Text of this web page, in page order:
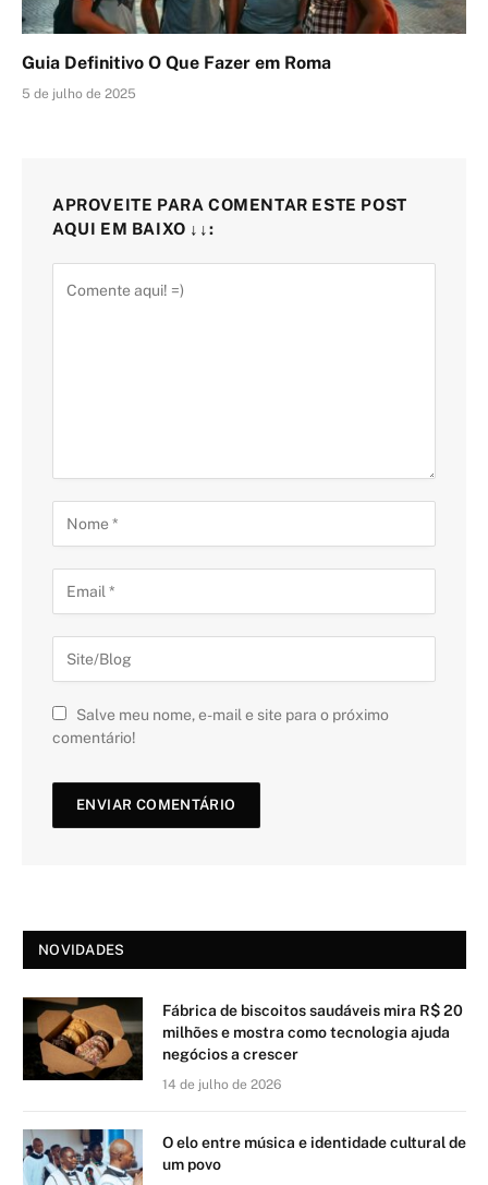
Guia Definitivo O Que Fazer em Roma
5 de julho de 2025
APROVEITE PARA COMENTAR ESTE POST
AQUI EM BAIXO ↓↓:
Salve meu nome, e-mail e site para o próximo
comentário!
NOVIDADES
Fábrica de biscoitos saudáveis mira R$ 20
milhões e mostra como tecnologia ajuda
negócios a crescer
14 de julho de 2026
O elo entre música e identidade cultural de
um povo